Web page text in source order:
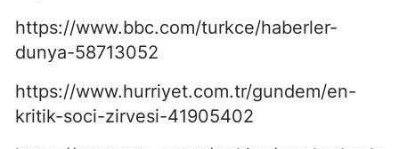
https://www.bbc.com/turkce/haberler-
dunya-58713052
https://www.hurriyet.com.tr/gundem/en-
kritik-soci-zirvesi-41905402